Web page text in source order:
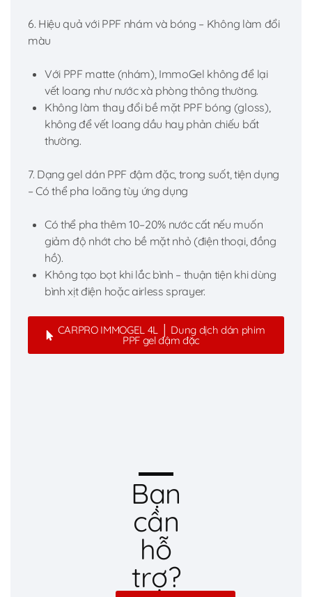
6. Hiệu quả với PPF nhám và bóng – Không làm đổi
màu
Với PPF matte (nhám), ImmoGel không để lại
vết loang như nước xà phòng thông thường.
Không làm thay đổi bề mặt PPF bóng (gloss),
không để vết loang dầu hay phản chiếu bất
thường.
7. Dạng gel dán PPF đậm đặc, trong suốt, tiện dụng
– Có thể pha loãng tùy ứng dụng
Có thể pha thêm 10–20% nước cất nếu muốn
giảm độ nhớt cho bề mặt nhỏ (điện thoại, đồng
hồ).
Không tạo bọt khi lắc bình – thuận tiện khi dùng
bình xịt điện hoặc airless sprayer.
CARPRO IMMOGEL 4L │ Dung dịch dán phim
PPF gel đậm đặc
Bạn
cần
hỗ
trợ?